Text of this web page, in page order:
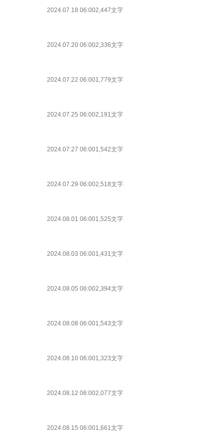
2024.07.18 06:002,447文字
2024.07.20 06:002,336文字
2024.07.22 06:001,779文字
2024.07.25 06:002,191文字
2024.07.27 06:001,542文字
2024.07.29 06:002,518文字
2024.08.01 06:001,525文字
2024.08.03 06:001,431文字
2024.08.05 06:002,394文字
2024.08.08 06:001,543文字
2024.08.10 06:001,323文字
2024.08.12 06:002,077文字
2024.08.15 06:001,661文字